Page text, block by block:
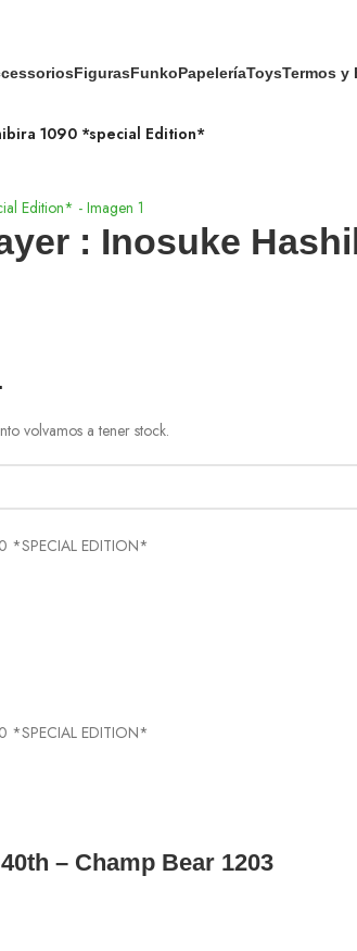
FigurasFunkoPapeleríaToysTermos y
1090 *special Edition*
: Inosuke
volvamos a tener stock.
*SPECIAL EDITION*
*SPECIAL EDITION*
– Champ Bear 1203